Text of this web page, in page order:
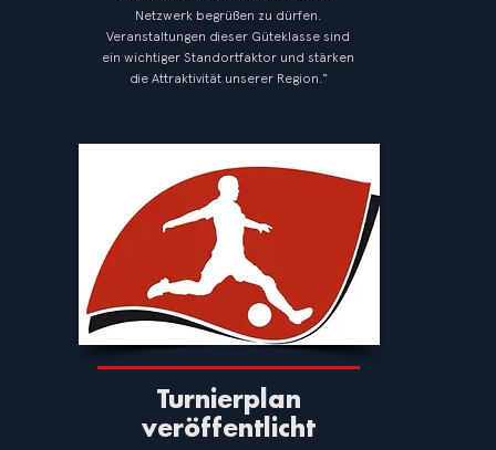
Netzwerk begrüßen zu dürfen.
Veranstaltungen dieser Güteklasse sind
ein wichtiger Standortfaktor und stärken
die Attraktivität unserer Region.“
Turnierplan
veröffentlicht